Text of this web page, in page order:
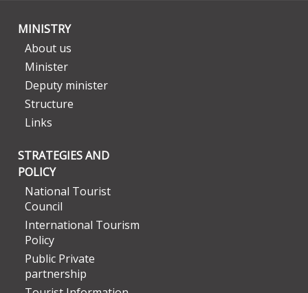
MINISTRY
About us
Minister
Deputy minister
Structure
Links
STRATEGIES AND
POLICY
National Tourist
Council
International Tourism
Policy
Public Private
partnership